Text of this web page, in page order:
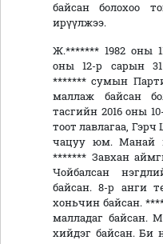
байсан болохоо
ирүүлжээ.
Ж.******* 1982 оны
оны 12-р сарын
******* сумын
маллаж байсан
тасгийн 2016 оны
тоот лавлагаа,
чацуу юм. Манай
******* Завхан
Чойбалсан
байсан. 8-р анги
хоньчин байсан.
малладаг байсан.
хийдэг байсан. Би